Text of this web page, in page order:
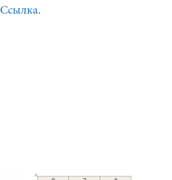
Ссылка.